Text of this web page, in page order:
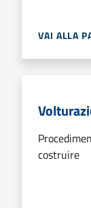
VAI ALLA
costruire